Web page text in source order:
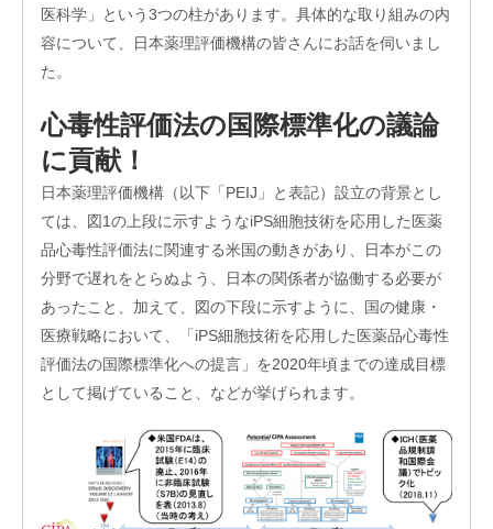
オ
フィ
ス/
ラボ
投資
ファ
ネス
ネス
医科学」という3つの柱があります。具体的な取り組みの内
容について、日本薬理評価機構の皆さんにお話を伺いまし
た。
心毒性評価法の国際標準化の議論
に貢献！
日本薬理評価機構（以下「PEIJ」と表記）設立の背景とし
ては、図1の上段に示すようなiPS細胞技術を応用した医薬
品心毒性評価法に関連する米国の動きがあり、日本がこの
分野で遅れをとらぬよう、日本の関係者が協働する必要が
あったこと、加えて、図の下段に示すように、国の健康・
医療戦略において、「iPS細胞技術を応用した医薬品心毒性
評価法の国際標準化への提言」を2020年頃までの達成目標
として掲げていること、などが挙げられます。